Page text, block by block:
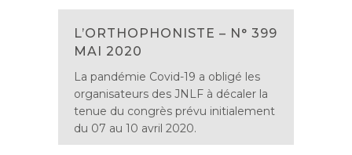
L’ORTHOPHONISTE – N° 399
MAI 2020
La pandémie Covid-19 a obligé les
organisateurs des JNLF à décaler la
tenue du congrès prévu initialement
du 07 au 10 avril 2020.